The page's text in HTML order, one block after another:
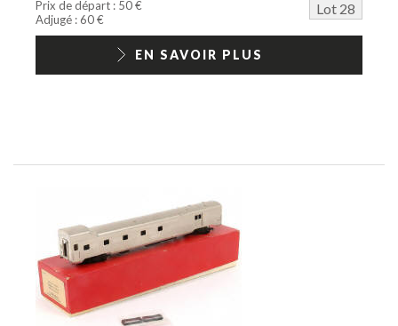
Prix de départ : 50 €
Lot 28
Adjugé : 60 €
EN SAVOIR PLUS